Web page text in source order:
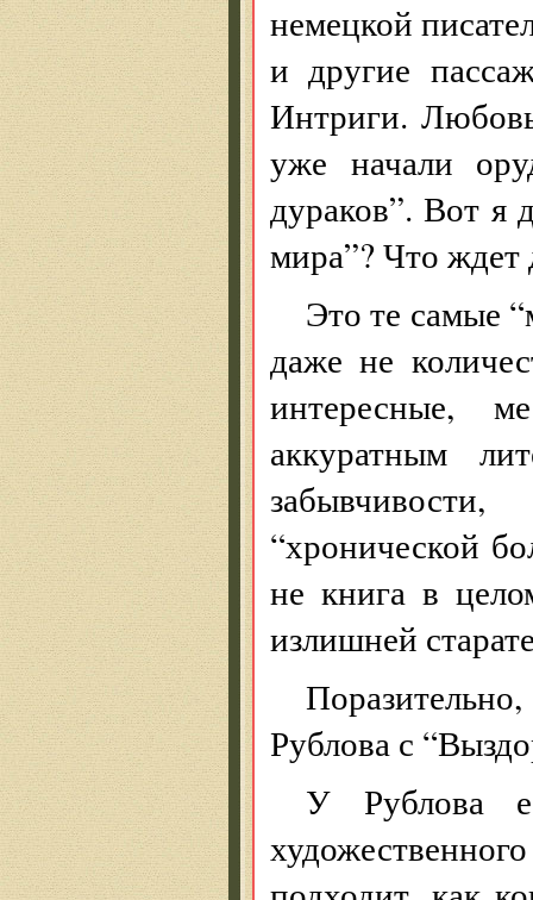
немецкой
и другие
Интриги.
уже начали
дураков”. Вот я
мира”? Что ждет
Это те самые
даже не
интересные,
аккуратным
“хронической
не книга в
излишней
Рублова с
У Рублова